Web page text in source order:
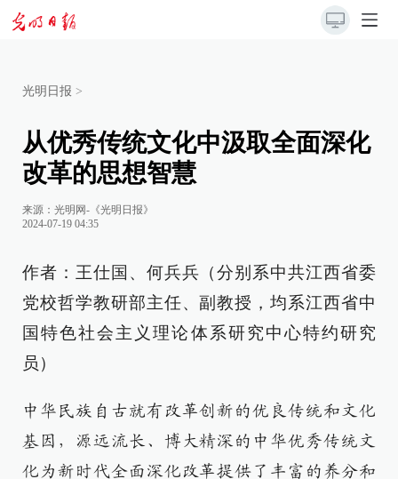
光明日报 >
从优秀传统文化中汲取全面深化
改革的思想智慧
来源： 光明网-《光明日报》
2024-07-19 04:35
作者：王仕国、何兵兵（分别系中共江西省委
党校哲学教研部主任、副教授，均系江西省中
国特色社会主义理论体系研究中心特约研究
员）
中华民族自古就有改革创新的优良传统和文化
基因，源远流长、博大精深的中华优秀传统文
化为新时代全面深化改革提供了丰富的养分和